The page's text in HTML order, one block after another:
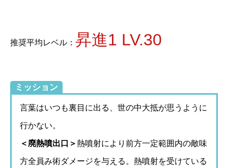
推奨平均レベル： 昇進1 LV.30
ミッション
言葉はいつも裏目に出る、世の中大抵が思うように
行かない。
＜廃熱噴出口＞熱噴射により前方一定範囲内の敵味
方全員み術ダメージを与える。熱噴射を受けている